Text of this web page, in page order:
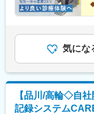
◆
気にな
【品川/高輪◇自
記録システム